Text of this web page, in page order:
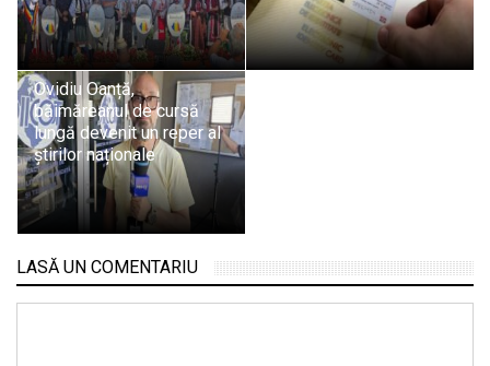
Ovidiu Oanță,
băimăreanul de cursă
lungă devenit un reper al
știrilor naționale
LASĂ UN COMENTARIU